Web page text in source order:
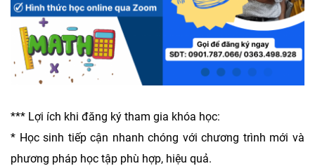
*** Lợi ích khi đăng ký tham gia khóa học:
* Học sinh tiếp cận nhanh chóng với chương trình mới và
phương pháp học tập phù hợp, hiệu quả.